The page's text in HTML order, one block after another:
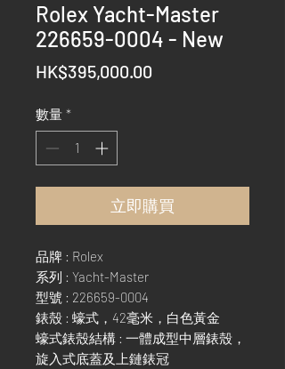
Rolex Yacht-Master
226659-0004 - New
HK$395,000.00
數量 *
立即購買
品牌 : Rolex
系列 : Yacht-Master
型號 : 226659-0004
錶殼 : 蠔式，42毫米，白色黃金
蠔式錶殼結構 : 一體成型中層錶殼，
旋入式底蓋及上鏈錶冠